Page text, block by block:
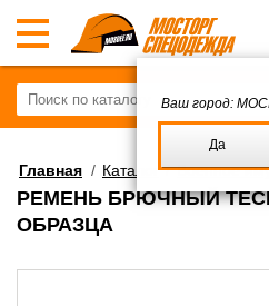
Ваш город:
Да
Главная / Каталог/Военное
РЕМЕНЬ БРЮЧНЫЙ
ОБРАЗЦА